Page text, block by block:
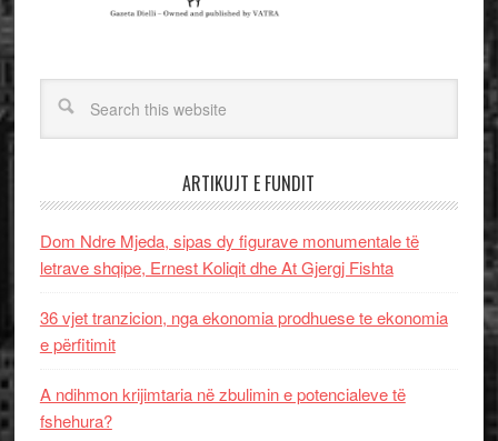
ARTIKUJT E FUNDIT
Dom Ndre Mjeda, sipas dy figurave monumentale të
letrave shqipe, Ernest Koliqit dhe At Gjergj Fishta
36 vjet tranzicion, nga ekonomia prodhuese te ekonomia
e përfitimit
A ndihmon krijimtaria në zbulimin e potencialeve të
fshehura?